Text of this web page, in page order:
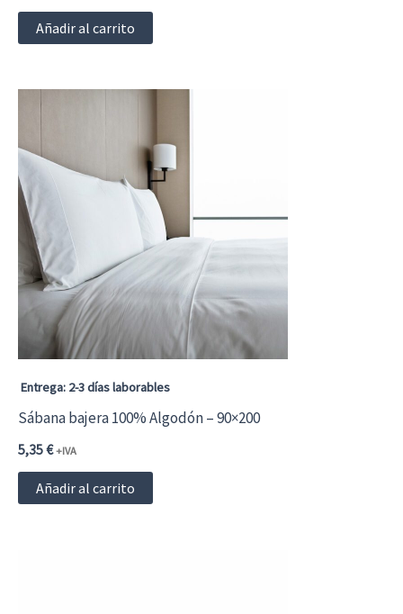
Añadir al carrito
Entrega: 2-3 días laborables
Sábana bajera 100% Algodón – 90×200
5,35€ +IVA
Añadir al carrito